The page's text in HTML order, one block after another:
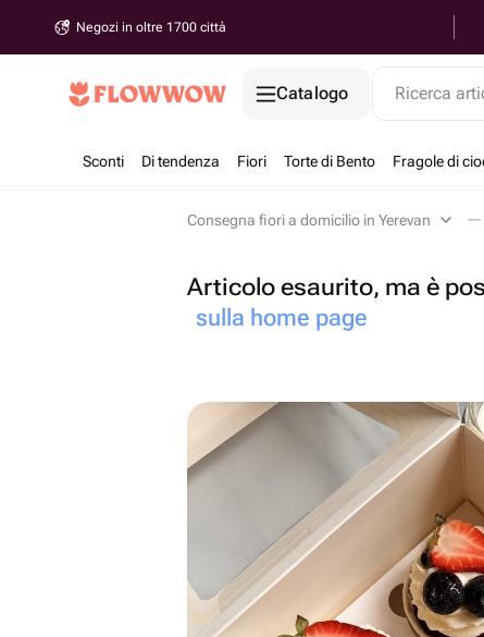
Negozi in oltre 1700 città
Catalogo Ricerca
Sconti Di tendenza Fiori Torte di Bento Fragole di
Consegna fiori a domicilio in Yerevan
Articolo esaurito, ma è
sulla home page